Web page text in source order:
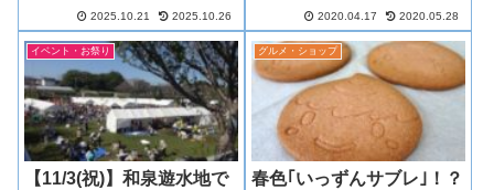
2025.10.21 2025.10.26 2020.04.17 2020.05.28
イベント・お祭り
【11/3(祝)】和泉遊水地で
グルメ・ショップ
春色｢いっずんサブレ｣！？